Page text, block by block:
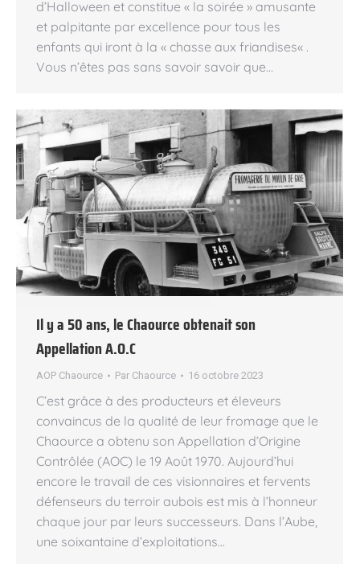
d’Halloween et constitue « la soirée » amusante
et palpitante par excellence pour tous les
enfants qui iront à la « chasse aux friandises« .
Vous n’êtes pas sans savoir savoir que…
Il y a 50 ans, le Chaource obtenait son
Appellation A.O.C
AOP Chaource Par Chaource 16 octobre 2023
C’est grâce à des producteurs et éleveurs
convaincus de la qualité de leur fromage que le
Chaource a obtenu son Appellation d’Origine
Contrôlée (AOC) le 19 Août 1970. Aujourd’hui
encore le travail de ces visionnaires et fervents
défenseurs du terroir aubois est mis à l’honneur
chaque jour par leurs successeurs. Dans l’Aube,
une soixantaine d’exploitations…